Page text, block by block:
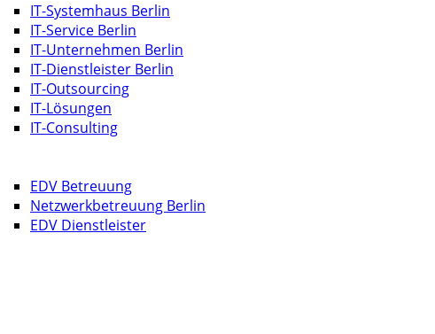
IT-Systemhaus Berlin
IT-Service Berlin
IT-Unternehmen Berlin
IT-Dienstleister Berlin
IT-Outsourcing
IT-Lösungen
IT-Consulting
EDV Betreuung
Netzwerkbetreuung Berlin
EDV Dienstleister